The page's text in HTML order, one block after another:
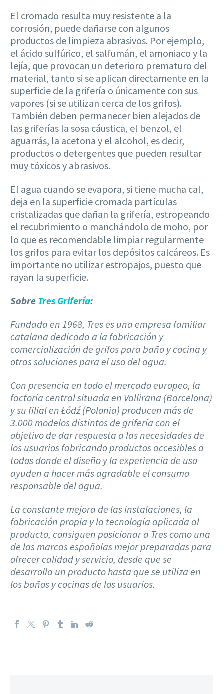
El cromado resulta muy resistente a la
corrosión, puede dañarse con algunos
productos de limpieza abrasivos. Por ejemplo,
el ácido sulfúrico, el salfumán, el amoniaco y la
lejía, que provocan un deterioro prematuro del
material, tanto si se aplican directamente en la
superficie de la grifería o únicamente con sus
vapores (si se utilizan cerca de los grifos).
También deben permanecer bien alejados de
las griferías la sosa cáustica, el benzol, el
aguarrás, la acetona y el alcohol, es decir,
productos o detergentes que pueden resultar
muy tóxicos y abrasivos.
El agua cuando se evapora, si tiene mucha cal,
deja en la superficie cromada partículas
cristalizadas que dañan la grifería, estropeando
el recubrimiento o manchándolo de moho, por
lo que es recomendable limpiar regularmente
los grifos para evitar los depósitos calcáreos. Es
importante no utilizar estropajos, puesto que
rayan la superficie.
Sobre Tres Grifería:
Fundada en 1968, Tres es una empresa familiar
catalana dedicada a la fabricación y
comercialización de grifos para baño y cocina y
otras soluciones para el uso del agua.
Con presencia en todo el mercado europeo, la
factoría central situada en Vallirana (Barcelona)
y su filial en Łódź (Polonia) producen más de
3.000 modelos distintos de grifería con el
objetivo de dar respuesta a las necesidades de
los usuarios fabricando productos accesibles a
todos donde el diseño y la experiencia de uso
ayuden a hacer más agradable el consumo
responsable del agua.
La constante mejora de las instalaciones, la
fabricación propia y la tecnología aplicada al
producto, consiguen posicionar a Tres como una
de las marcas españolas mejor preparadas para
ofrecer calidad y servicio, desde que se
desarrolla un producto hasta que se utiliza en
los baños y cocinas de los usuarios.